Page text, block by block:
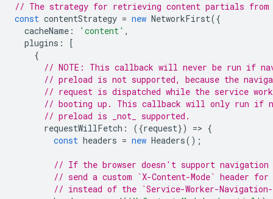
// The strategy for retrieving content partials from
const contentStrategy = new NetworkFirst({
cacheName : 'content' ,
plugins :
[
{
// NOTE: This callback will never be run if
// preload is not supported, because the
// request is dispatched while the service
// booting up. This callback will only run if
// preload is _not_ supported.
requestWillFetch : ({request}) => {
const headers = new Headers();
// If the browser doesn't support navigation
// send a custom `X-Content-Mode` header
// instead of the `Service-Worker-